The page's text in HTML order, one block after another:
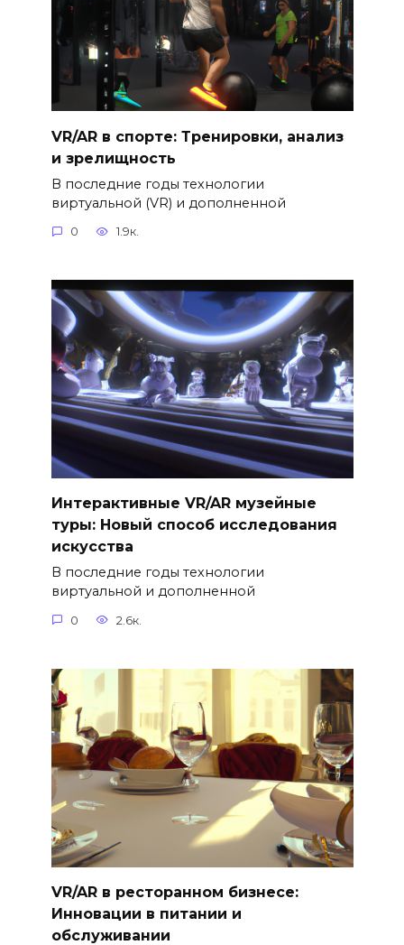
VR/AR в спорте: Тренировки, анализ
и зрелищность
В последние годы технологии
виртуальной (VR) и дополненной
0 1.9к.
Интерактивные VR/AR музейные
туры: Новый способ исследования
искусства
В последние годы технологии
виртуальной и дополненной
0 2.6к.
VR/AR в ресторанном бизнесе:
Инновации в питании и
обслуживании